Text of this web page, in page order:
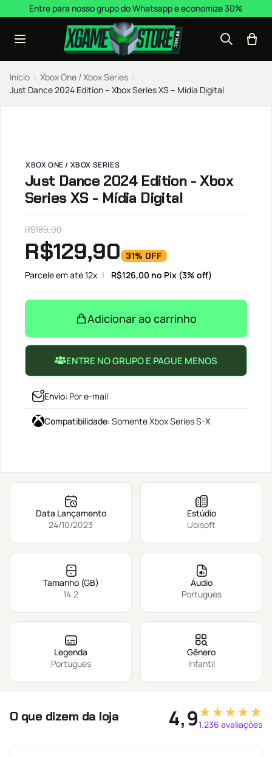
Pular para o conteúdo
Entre para nosso grupo do Whatsapp e economize 30%
Início › Xbox One / Xbox Series ›
Just Dance 2024 Edition – Xbox Series XS – Mídia Digital
XBOX ONE / XBOX SERIES
Just Dance 2024 Edition - Xbox
Series XS - Mídia Digital
R$189,90
R$129,90 31% OFF
Parcele em até 12x R$126,00 no Pix (3% off)
Adicionar ao carrinho
ENTRE NO GRUPO E PAGUE MENOS
Envío: Por e-mail
Compatibilidade: Somente Xbox Series S-X
Data Lançamento
24/10/2023
Estúdio
Ubisoft
Tamanho (GB)
14.2
Áudio
Portugues
Legenda
Portugues
Gênero
Infantil
O que dizem da loja 4,9★★★★★
1.236 avaliações